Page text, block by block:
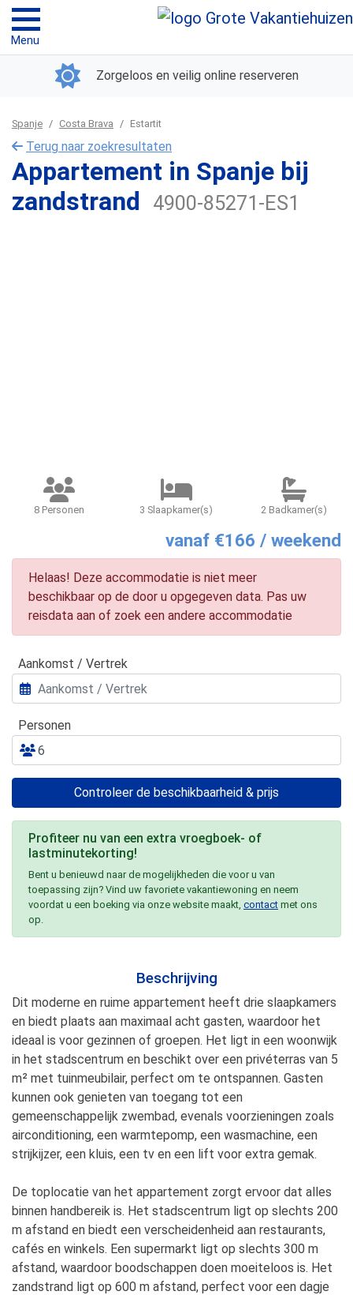
Menu
Zorgeloos en veilig online reserveren
Spanje Costa Brava Estartit
Terug naar zoekresultaten
Appartement in Spanje bij
zandstrand
4900-85271-ES1
8 Personen 3 Slaapkamer(s) 2 Badkamer(s)
vanaf €166 / weekend
Helaas! Deze accommodatie is niet meer
beschikbaar op de door u opgegeven data. Pas uw
reisdata aan of zoek een andere accommodatie
Aankomst / Vertrek
Personen
Controleer de beschikbaarheid & prijs
Profiteer nu van een extra vroegboek- of
lastminutekorting!
Bent u benieuwd naar de mogelijkheden die voor u van
toepassing zijn? Vind uw favoriete vakantiewoning en neem
voordat u een boeking via onze website maakt, contact met ons
op.
Beschrijving
Dit moderne en ruime appartement heeft drie slaapkamers
en biedt plaats aan maximaal acht gasten, waardoor het
ideaal is voor gezinnen of groepen. Het ligt in een woonwijk
in het stadscentrum en beschikt over een privéterras van 5
m² met tuinmeubilair, perfect om te ontspannen. Gasten
kunnen ook genieten van toegang tot een
gemeenschappelijk zwembad, evenals voorzieningen zoals
airconditioning, een warmtepomp, een wasmachine, een
strijkijzer, een kluis, een tv en een lift voor extra gemak.
De toplocatie van het appartement zorgt ervoor dat alles
binnen handbereik is. Het stadscentrum ligt op slechts 200
m afstand en biedt een verscheidenheid aan restaurants,
cafés en winkels. Een supermarkt ligt op slechts 300 m
afstand, waardoor boodschappen doen moeiteloos is. Het
zandstrand ligt op 600 m afstand, perfect voor een dagje